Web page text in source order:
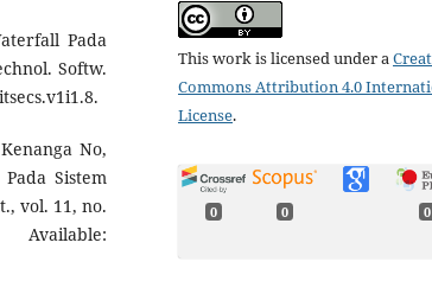
Pada
Softw.
No,
Sistem
vol. 11, no.
This work is licensed under a
Commons Attribution 4.0
License.
0 0 0